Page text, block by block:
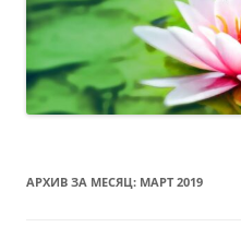
АРХИВ ЗА МЕСЯЦ: МАРТ 2019